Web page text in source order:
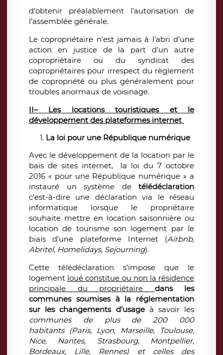
d’obtenir préalablement l’autorisation de
l’assemblée générale.
Le copropriétaire n’est jamais à l’abri d’une
action en justice de la part d’un autre
copropriétaire ou du syndicat des
copropriétaires pour irrespect du règlement
de copropriété ou plus généralement pour
troubles anormaux de voisinage.
II– Les locations touristiques et le
développement des plateformes internet
La loi pour une République numérique
Avec le développement de la location par le
bais de sites internet, la loi du 7 octobre
2016 « pour une République numérique » a
instauré un système de télédéclaration
c’est-à-dire une déclaration via le réseau
informatique lorsque le propriétaire
souhaite mettre en location saisonnière ou
location de tourisme son logement par le
biais d’une plateforme Internet (Airbnb,
Abritel, Homelidays, Sejourning).
Cette télédéclaration s’impose que le
logement loué constitue ou non la résidence
principale du propriétaire dans les
communes soumises à la réglementation
sur les changements d’usageà savoir les
communes de plus de 200 000
habitants (Paris, Lyon, Marseille, Toulouse,
Nice, Nantes, Strasbourg, Montpellier,
Bordeaux, Lille, Rennes) et celles des